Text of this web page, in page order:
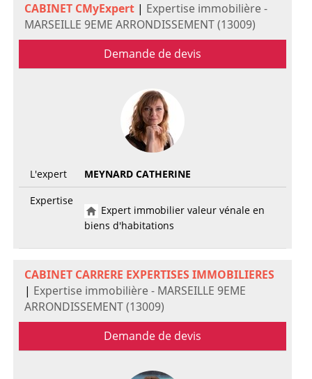
CABINET CMyExpert| Expertise immobilière -
MARSEILLE 9EME ARRONDISSEMENT (13009)
Demande de devis
L'expert
MEYNARD CATHERINE
Expertise
Expert immobilier valeur vénale en
biens d'habitations
CABINET CARRERE EXPERTISES IMMOBILIERES
| Expertise immobilière - MARSEILLE 9EME
ARRONDISSEMENT (13009)
Demande de devis